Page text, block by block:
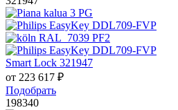
Smart Lock 321947
от 223 617 ₽
Подобрать
198340